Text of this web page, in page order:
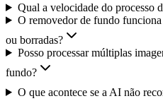
Qual a velocidade do processo
O removedor de fundo
ou borradas?
Posso processar múltiplas
fundo?
O que acontece se a AI não